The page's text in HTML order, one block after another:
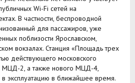
Wi-Fi сетей на
В частности, беспроводной
для пассажиров, уже
поблизости Ярославском,
вокзалах. Станция «Площадь трех
действующего московского
МЦД-2, а также нового МЦД-4,
эксплуатацию в ближайшее время.